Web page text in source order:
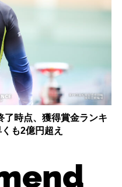
了時点、獲得賞金ランキ
も2億円超え